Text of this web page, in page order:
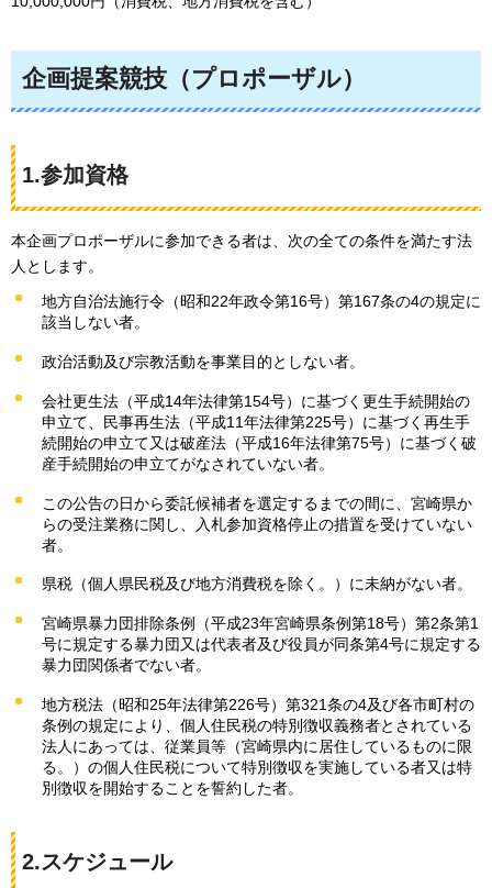
企画提案競技（プロポーザル）
1.参加資格
本企画プロポーザルに参加できる者は、次の全ての条件を満たす法
人とします。
地方自治法施行令（昭和22年政令第16号）第167条の4の規定に
該当しない者。
政治活動及び宗教活動を事業目的としない者。
会社更生法（平成14年法律第154号）に基づく更生手続開始の
申立て、民事再生法（平成11年法律第225号）に基づく再生手
続開始の申立て又は破産法（平成16年法律第75号）に基づく破
産手続開始の申立てがなされていない者。
この公告の日から委託候補者を選定するまでの間に、宮崎県か
らの受注業務に関し、入札参加資格停止の措置を受けていない
者。
県税（個人県民税及び地方消費税を除く。）に未納がない者。
宮崎県暴力団排除条例（平成23年宮崎県条例第18号）第2条第1
号に規定する暴力団又は代表者及び役員が同条第4号に規定する
暴力団関係者でない者。
地方税法（昭和25年法律第226号）第321条の4及び各市町村の
条例の規定により、個人住民税の特別徴収義務者とされている
法人にあっては、従業員等（宮崎県内に居住しているものに限
る。）の個人住民税について特別徴収を実施している者又は特
別徴収を開始することを誓約した者。
2.スケジュール